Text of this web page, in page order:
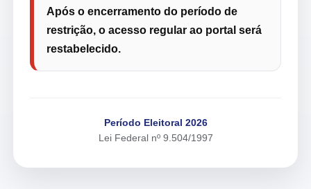
Após o encerramento do período de
restrição, o acesso regular ao portal será
restabelecido.
Período Eleitoral 2026
Lei Federal nº 9.504/1997